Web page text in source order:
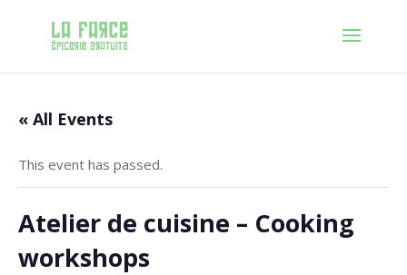
« All Events
This event has passed.
Atelier de cuisine – Cooking
workshops